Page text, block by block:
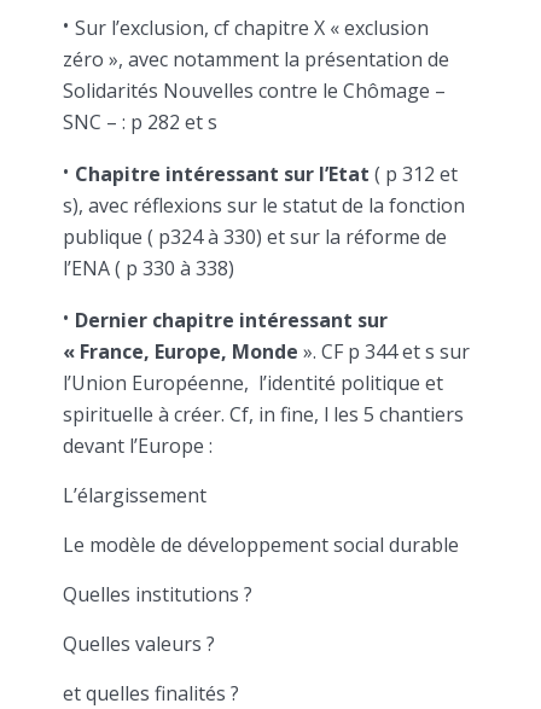
Sur l’exclusion, cf chapitre X « exclusion
zéro », avec notamment la présentation de
Solidarités Nouvelles contre le Chômage –
SNC – : p 282 et s
Chapitre intéressant sur l’Etat ( p 312 et
s), avec réflexions sur le statut de la fonction
publique ( p324 à 330) et sur la réforme de
l’ENA ( p 330 à 338)
Dernier chapitre intéressant sur
« France, Europe, Monde ». CF p 344 et s sur
l’Union Européenne, l’identité politique et
spirituelle à créer. Cf, in fine, l les 5 chantiers
devant l’Europe :
L’élargissement
Le modèle de développement social durable
Quelles institutions ?
Quelles valeurs ?
et quelles finalités ?